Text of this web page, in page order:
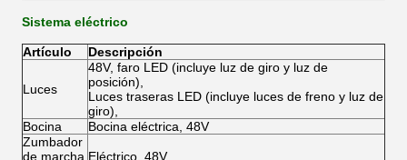
Sistema eléctrico
Artículo Descripción
Luces
48V, faro LED (incluye luz de giro y luz de
posición),
Luces traseras LED (incluye luces de freno y luz de
giro),
Bocina
Bocina eléctrica, 48V
Zumbador
de marcha Eléctrico, 48V